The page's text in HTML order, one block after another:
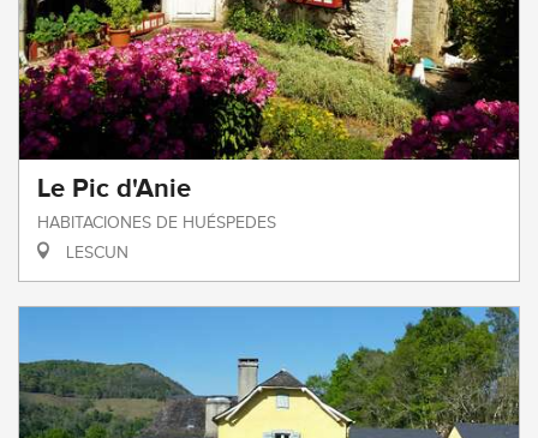
Le Pic d'Anie
HABITACIONES DE HUÉSPEDES
LESCUN